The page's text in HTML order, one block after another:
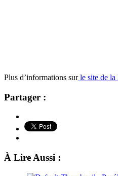
Plus d’informations surle site de la
Partager :
À Lire Aussi :